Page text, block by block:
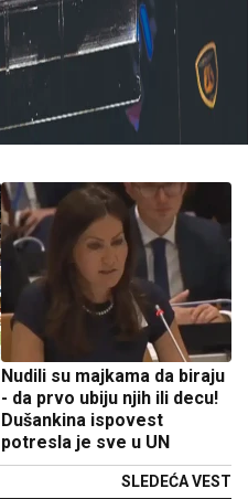
Nudili su majkama da biraju
- da prvo ubiju njih ili decu!
Dušankina ispovest
potresla je sve u UN
SLEDEĆA VEST